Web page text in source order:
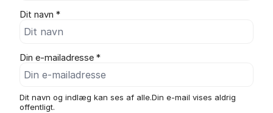
Dit navn *
Din e-mailadresse *
Dit navn og indlæg kan ses af alle.Din e-mail vises aldrig
offentligt.